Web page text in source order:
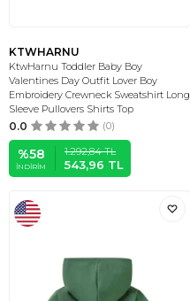
KTWHARNU
KtwHarnu Toddler Baby Boy
Valentines Day Outfit Lover Boy
Embroidery Crewneck Sweatshirt Long
Sleeve Pullovers Shirts Top
0.0 (0)
%58
İNDIRIM
1.292,84TL
543,96 TL